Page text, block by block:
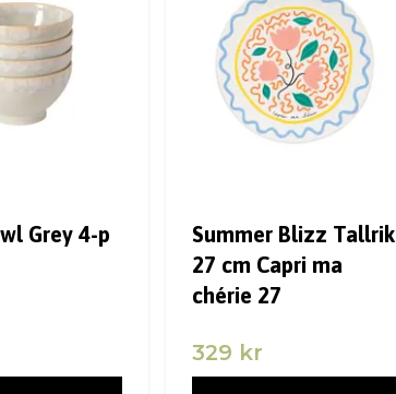
Grey 4-p
Summer Blizz Tallrik
27 cm Capri ma
chérie 27
329 kr